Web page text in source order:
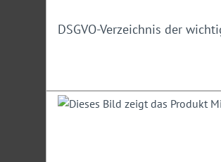
DSGVO-Verzeichnis der